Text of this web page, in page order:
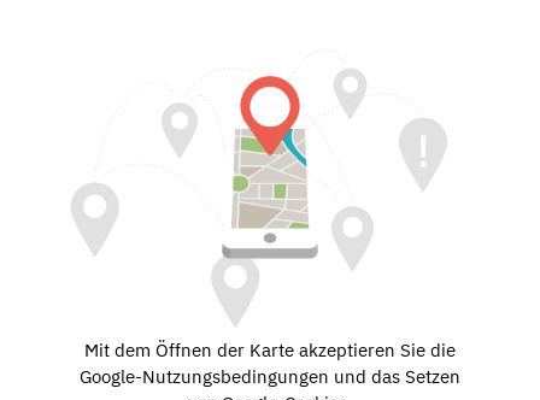
Mit dem Öffnen der Karte akzeptieren Sie die
Google-Nutzungsbedingungen und das Setzen